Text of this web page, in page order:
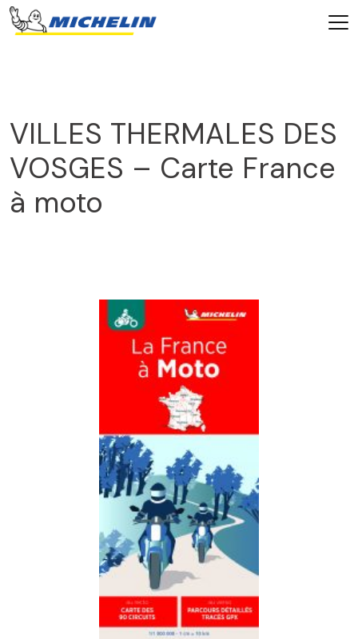
VILLES THERMALES DES
VOSGES – Carte France
à moto